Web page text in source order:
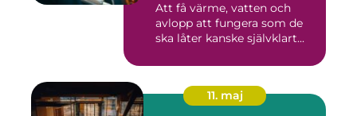
Att få värme, vatten och
avlopp att fungera som de
ska låter kanske självklart...
11. maj